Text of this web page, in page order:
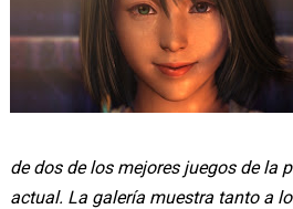
de dos de los mejores juegos de la
actual. La galería muestra tanto a